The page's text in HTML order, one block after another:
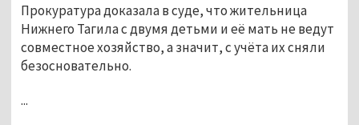
Прокуратура доказала в суде, что жительница
Нижнего Тагила с двумя детьми и её мать не ведут
совместное хозяйство, а значит, с учёта их сняли
безосновательно.
...